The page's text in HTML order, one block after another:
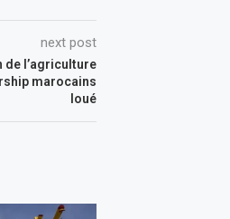
next post
de l’agriculture
marocains
loué